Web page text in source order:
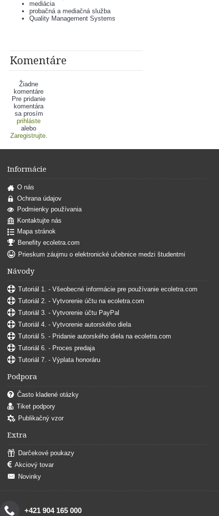
mediácia
probačná a mediačná služba
Quality Management Systems
Komentáre
Žiadne
komentáre
Pre pridanie
komentára
sa prosím
prihláste
alebo
Zaregistrujte.
Informácie
O nás
Ochrana údajov
Podmienky používania
Kontaktujte nás
Mapa stránok
Benefity ecoletra.com
Prieskum záujmu o elektronické učebnice medzi študentmi
Návody
Tutoriál 1. - Všeobecné informácie pre používanie ecoletra.com
Tutoriál 2. - Vytvorenie účtu na ecoletra.com
Tutoriál 3. - Vytvorenie účtu PayPal
Tutoriál 4. - Vytvorenie autorského diela
Tutoriál 5. - Pridanie autorského diela na ecoletra.com
Tutoriál 6. - Proces predaja
Tutoriál 7. - Výplata honoráru
Podpora
Často kladené otázky
Tiket podpory
Publikačný vzor
Extra
Darčekové poukazy
Akciový tovar
Novinky
+421 904 165 000